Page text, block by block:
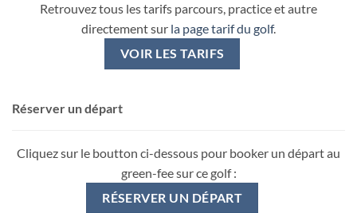
Retrouvez tous les tarifs parcours, practice et autre
directement sur la page tarif du golf.
VOIR LES TARIFS
Réserver un départ
Cliquez sur le boutton ci-dessous pour booker un départ au
green-fee sur ce golf :
RÉSERVER UN DÉPART